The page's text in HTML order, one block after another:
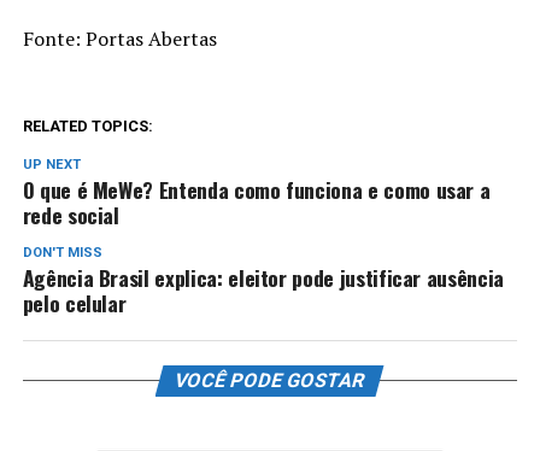
Fonte: Portas Abertas
RELATED TOPICS:
UP NEXT
O que é MeWe? Entenda como funciona e como usar a
rede social
DON'T MISS
Agência Brasil explica: eleitor pode justificar ausência
pelo celular
VOCÊ PODE GOSTAR